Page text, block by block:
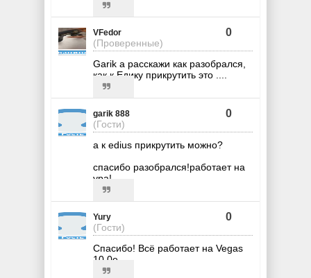
VFedor
(Проверенные)
0
Garik а расскажи как разобрался,
как к Едику прикрутить это ....
garik 888
(Гости)
0
а к edius прикрутить можно?
спасибо разобрался!работает на
ура!
Yury
(Гости)
0
Спасибо! Всё работает на Vegas
10.0е